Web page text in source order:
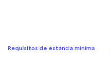
Requisitos de estancia mínima